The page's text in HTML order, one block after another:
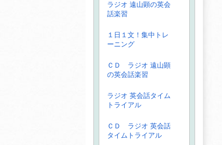
ラジオ 遠山顕の英会
話楽習
１日１文！集中トレ
ーニング
ＣＤ ラジオ 遠山顕
の英会話楽習
ラジオ 英会話タイム
トライアル
ＣＤ ラジオ 英会話
タイムトライアル